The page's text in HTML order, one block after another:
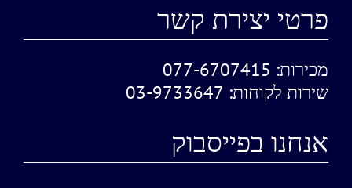
פרטי יצירת קשר
מכירות:
שירות לקוחות:
אנחנו בפייסבוק